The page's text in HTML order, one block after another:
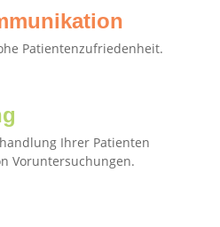
Patientenzufriedenheit.
Ihrer Patienten
Voruntersuchungen.